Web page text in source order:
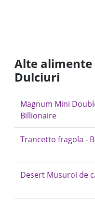
Alte
Dulciuri
Magnum Mini
Billionaire
Trancetto fragola -
Desert Musuroi de